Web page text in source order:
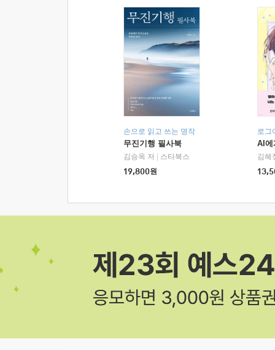
손으로 읽고 쓰는 명작
무진기행 필사북
김승옥 저
스타북스
19,800원
로그
AI에
김혜